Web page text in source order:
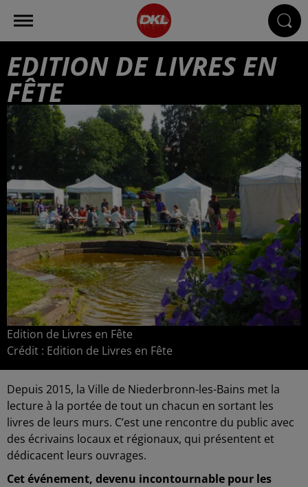
EDITION DE LIVRES EN
FÊTE
Edition de Livres en Fête
Crédit : Edition de Livres en Fête
Depuis 2015, la Ville de Niederbronn-les-Bains met la
lecture à la portée de tout un chacun en sortant les
livres de leurs murs. C’est une rencontre du public avec
des écrivains locaux et régionaux, qui présentent et
dédicacent leurs ouvrages.
Cet événement, devenu incontournable pour les